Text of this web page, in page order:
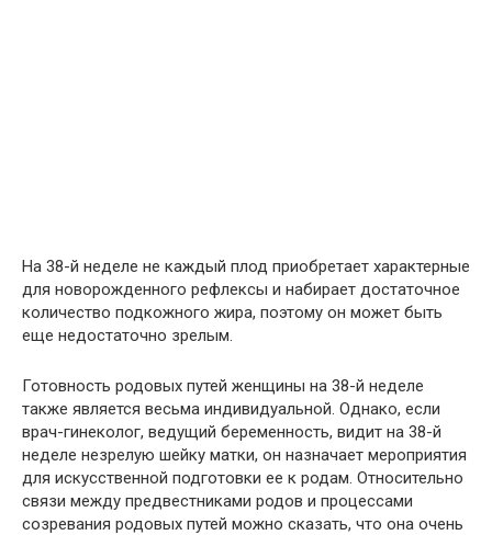
На 38-й неделе не каждый плод приобретает характерные
для новорожденного рефлексы и набирает достаточное
количество подкожного жира, поэтому он может быть
еще недостаточно зрелым.
Готовность родовых путей женщины на 38-й неделе
также является весьма индивидуальной. Однако, если
врач-гинеколог, ведущий беременность, видит на 38-й
неделе незрелую шейку матки, он назначает мероприятия
для искусственной подготовки ее к родам. Относительно
связи между предвестниками родов и процессами
созревания родовых путей можно сказать, что она очень